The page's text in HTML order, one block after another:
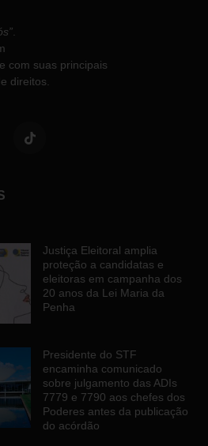
com suas principais
direitos.
Justiça Eleitoral amplia
proteção a candidatas e
eleitoras em campanha dos
20 anos da Lei Maria da
Penha
Presidente do STF
encaminha comunicado
sobre julgamento das ADIs
7779 e 7790 aos chefes dos
Poderes antes da publicação
do acórdão